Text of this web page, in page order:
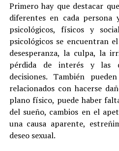
Primero hay que destacar
diferentes en cada persona
psicológicos, físicos y
psicológicos se encuentran
desesperanza, la culpa, la
pérdida de interés y las
decisiones. También
relacionados con hacerse
plano físico, puede haber
del sueño, cambios en el
una causa aparente,
deseo sexual.